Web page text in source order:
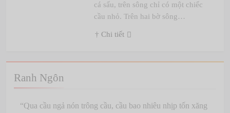
Ranh Ngôn
“Qua cầu ngả nón trông cầu, cầu bao nhiêu nhịp tốn xăng
cá sấu, trên sông chỉ có một chiếc
cầu nhỏ. Trên hai bờ sông…
† Chi tiết